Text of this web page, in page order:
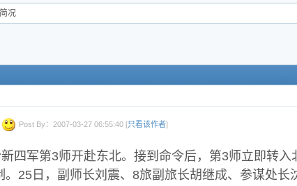
况
Post By：2007-03-27 06:55:40 [只看该作者]
四军第3师开赴东北。接到命令后，第3师立即转入
25日，副师长刘震、8旅副旅长胡继成、参谋处长